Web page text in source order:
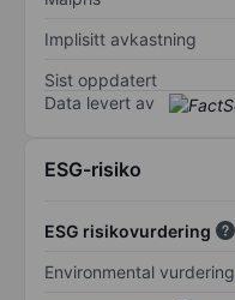
Implisitt avkastning
Sist oppdatert
Data levert av
ESG-risiko
ESG risikovurdering
Environmental vurdering